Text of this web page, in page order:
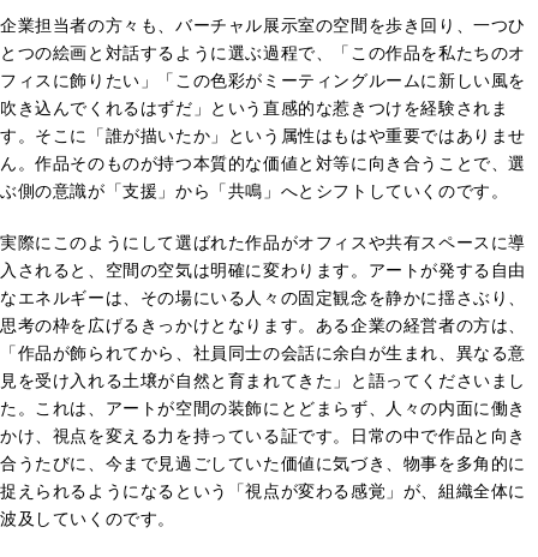
企業担当者の方々も、バーチャル展示室の空間を歩き回り、一つひ
とつの絵画と対話するように選ぶ過程で、「この作品を私たちのオ
フィスに飾りたい」「この色彩がミーティングルームに新しい風を
吹き込んでくれるはずだ」という直感的な惹きつけを経験されま
す。そこに「誰が描いたか」という属性はもはや重要ではありませ
ん。作品そのものが持つ本質的な価値と対等に向き合うことで、選
ぶ側の意識が「支援」から「共鳴」へとシフトしていくのです。
実際にこのようにして選ばれた作品がオフィスや共有スペースに導
入されると、空間の空気は明確に変わります。アートが発する自由
なエネルギーは、その場にいる人々の固定観念を静かに揺さぶり、
思考の枠を広げるきっかけとなります。ある企業の経営者の方は、
「作品が飾られてから、社員同士の会話に余白が生まれ、異なる意
見を受け入れる土壌が自然と育まれてきた」と語ってくださいまし
た。これは、アートが空間の装飾にとどまらず、人々の内面に働き
かけ、視点を変える力を持っている証です。日常の中で作品と向き
合うたびに、今まで見過ごしていた価値に気づき、物事を多角的に
捉えられるようになるという「視点が変わる感覚」が、組織全体に
波及していくのです。